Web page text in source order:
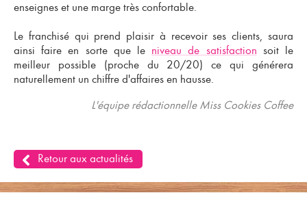
enseignes et une marge très confortable.
Le franchisé qui prend plaisir à recevoir ses clients, saura
ainsi faire en sorte que le niveau de satisfaction soit le
meilleur possible (proche du 20/20) ce qui générera
naturellement un chiffre d'affaires en hausse.
L'équipe rédactionnelle Miss Cookies Coffee
Retour aux actualités